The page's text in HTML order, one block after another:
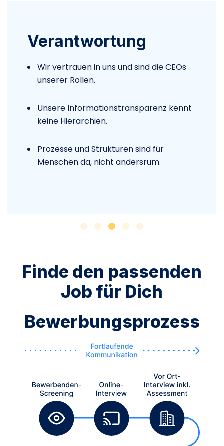
Verantwortung
Wir vertrauen in uns und sind die CEOs
unserer Rollen.
Unsere Informationstransparenz kennt
keine Hierarchien.
Prozesse und Strukturen sind für
Menschen da, nicht andersrum.
Finde den passenden
Job für Dich
Bewerbungsprozess